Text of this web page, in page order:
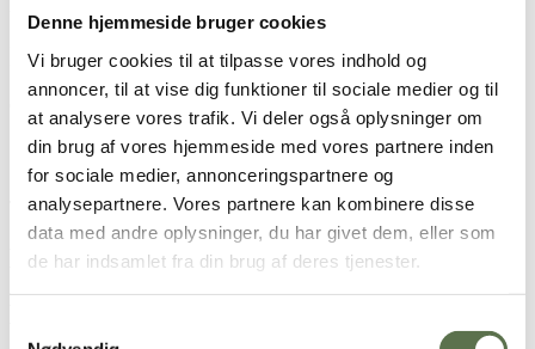
Denne hjemmeside bruger cookies
Vi bruger cookies til at tilpasse vores indhold og
annoncer, til at vise dig funktioner til sociale medier og til
at analysere vores trafik. Vi deler også oplysninger om
din brug af vores hjemmeside med vores partnere inden
for sociale medier, annonceringspartnere og
analysepartnere. Vores partnere kan kombinere disse
data med andre oplysninger, du har givet dem, eller som
de har indsamlet fra din brug af deres tjenester.
Ingredienser
Økologisk , melbehandlingsmiddel (E300).
Opbevaring
Tørt, ikke for varmt og ikke sammen med stærkt lugtende varer.
Næringsindhold pr. 100g